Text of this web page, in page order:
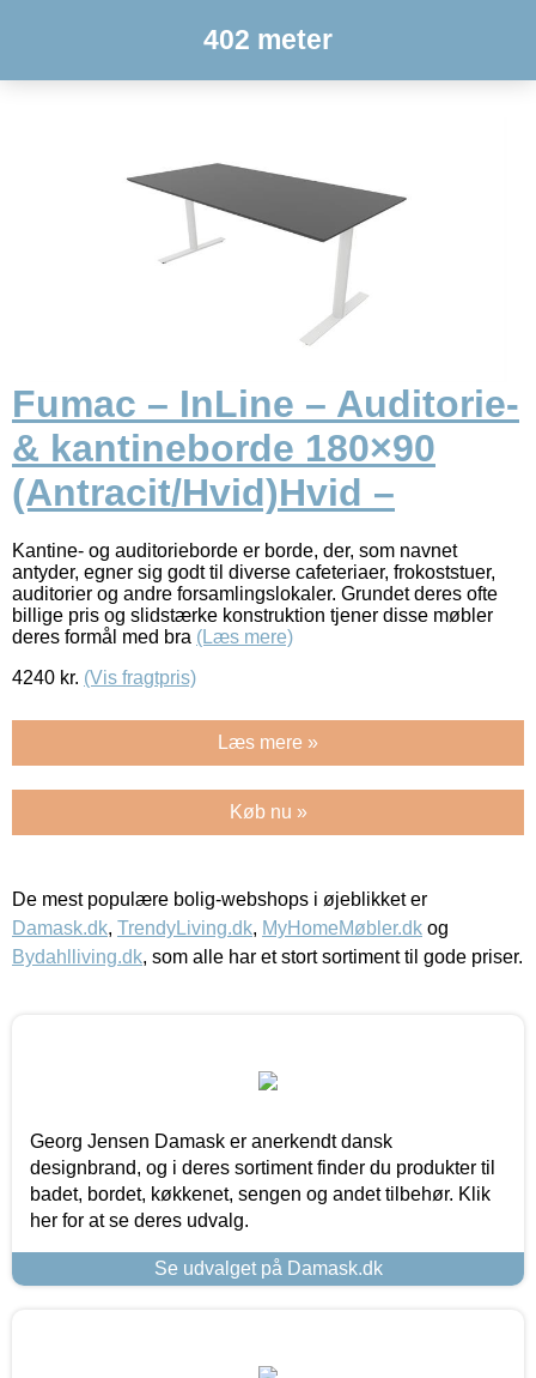
402 meter
Fumac – InLine – Auditorie-
& kantineborde 180×90
(Antracit/Hvid)Hvid –
Kantine- og auditorieborde er borde, der, som navnet
antyder, egner sig godt til diverse cafeteriaer, frokoststuer,
auditorier og andre forsamlingslokaler. Grundet deres ofte
billige pris og slidstærke konstruktion tjener disse møbler
deres formål med bra (Læs mere)
4240 kr. (Vis fragtpris)
Læs mere »
Køb nu »
De mest populære bolig-webshops i øjeblikket er
Damask.dk, TrendyLiving.dk, MyHomeMøbler.dk og
Bydahlliving.dk, som alle har et stort sortiment til gode priser.
Georg Jensen Damask er anerkendt dansk
designbrand, og i deres sortiment finder du produkter til
badet, bordet, køkkenet, sengen og andet tilbehør. Klik
her for at se deres udvalg.
Se udvalget på Damask.dk